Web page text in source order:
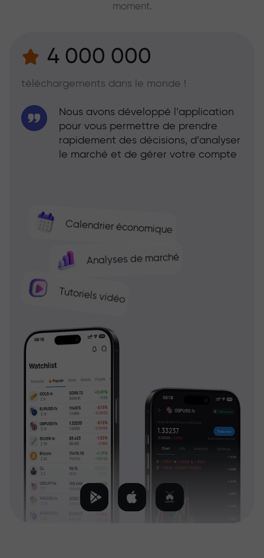
moment.
4 000 000
téléchargements dans le monde !
Calendrier économique
Analyses de marché
Tutoriels vidéo
Nous avons développé l’application
pour vous permettre de prendre
rapidement des décisions, d’analyser
le marché et de gérer votre compte